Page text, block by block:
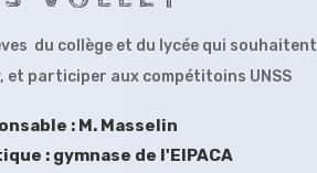
du collège et du lycée qui souhaitent
et participer aux compétitoins UNSS
: M. Masselin
: gymnase de l'EIPACA